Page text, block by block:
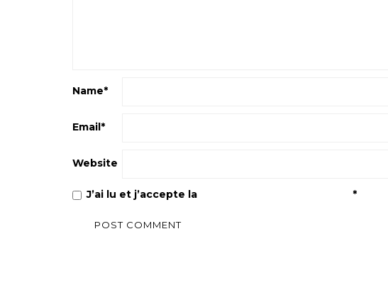
Name*
Email*
Website
J’ai lu et j’accepte la *